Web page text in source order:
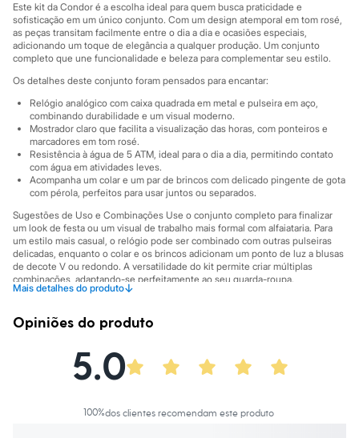
Chinelos
Rasteirinhas
Sandálias
Sapatilhas
Tênis
Marcas
City
Clock House
Mindset
Sawary
Yessica
Moda esportiva
Acessórios
Blusas
Calçados
Leggings
Shorts e Bermudas
Tops
Moda íntima
Calcinhas
Cintas e Modeladores
Meias
Pijamas
Moda praia
Personagens
Este kit da Condor é a escolha ideal para quem busca praticidade e
sofisticação em um único conjunto. Com um design atemporal em tom rosé,
as peças transitam facilmente entre o dia a dia e ocasiões especiais,
adicionando um toque de elegância a qualquer produção. Um conjunto
completo que une funcionalidade e beleza para complementar seu estilo.
Os detalhes deste conjunto foram pensados para encantar:
Relógio analógico com caixa quadrada em metal e pulseira em aço,
combinando durabilidade e um visual moderno.
Mostrador claro que facilita a visualização das horas, com ponteiros e
marcadores em tom rosé.
Resistência à água de 5 ATM, ideal para o dia a dia, permitindo contato
com água em atividades leves.
Acompanha um colar e um par de brincos com delicado pingente de gota
com pérola, perfeitos para usar juntos ou separados.
Sugestões de Uso e Combinações Use o conjunto completo para finalizar
um look de festa ou um visual de trabalho mais formal com alfaiataria. Para
um estilo mais casual, o relógio pode ser combinado com outras pulseiras
delicadas, enquanto o colar e os brincos adicionam um ponto de luz a blusas
de decote V ou redondo. A versatilidade do kit permite criar múltiplas
combinações, adaptando-se perfeitamente ao seu guarda-roupa.
Mais detalhes do produto↓
Informacoes gerais:
Cor: Rosa
Marcas
C&A
Gênero
: Feminino
Opiniões do produto
5.0
100%dos clientes recomendam este produto